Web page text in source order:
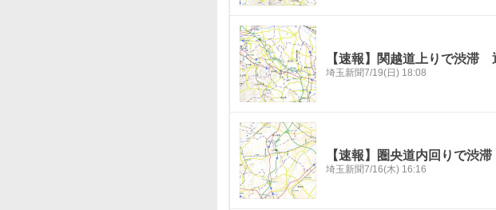
【速報】関越道上りで渋滞
埼玉新聞7/19(日) 18:08
【速報】圏央道内回りで渋
埼玉新聞7/16(木) 16:16